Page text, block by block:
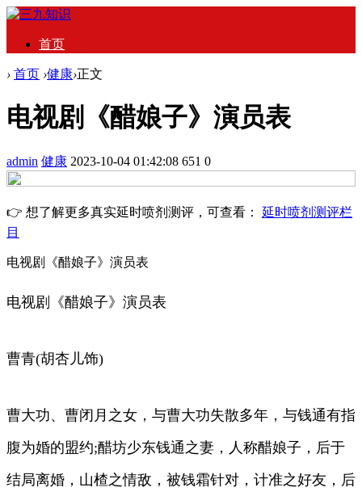
首页
› 首页 ›健康›正文
电视剧《醋娘子》演员表
admin 健康 2023-10-04 01:42:08 651 0
👉 想了解更多真实延时喷剂测评，可查看： 延时喷剂测评栏
目
电视剧《醋娘子》演员表
电视剧《醋娘子》演员表
曹青(胡杏儿饰)
曹大功、曹闭月之女，与曹大功失散多年，与钱通有指
腹为婚的盟约;醋坊少东钱通之妻，人称醋娘子，后于
结局离婚，山楂之情敌，被钱霜针对，计准之好友，后